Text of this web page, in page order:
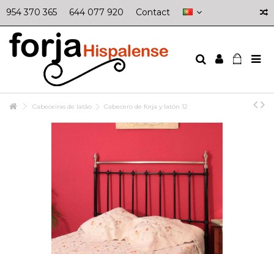
954 370 365 644 077 920 Contact
Cabeceiras de latão Cabecero de forja y latón 12